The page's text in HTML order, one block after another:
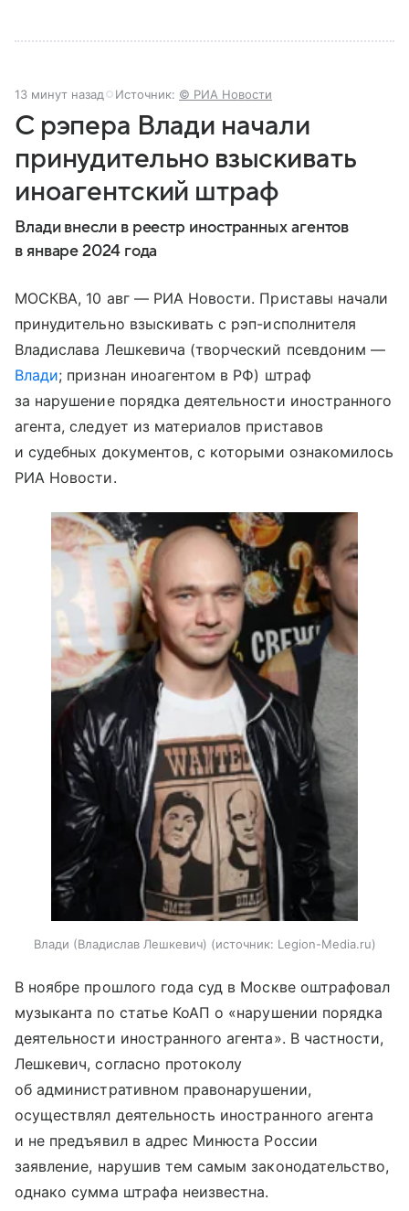
13 минут назад Источник: © РИА Новости
С рэпера Влади начали
принудительно взыскивать
иноагентский штраф
Влади внесли в реестр иностранных агентов
в январе 2024 года
МОСКВА, 10 авг — РИА Новости. Приставы начали
принудительно взыскивать с рэп-исполнителя
Владислава Лешкевича (творческий псевдоним —
Влади; признан иноагентом в РФ) штраф
за нарушение порядка деятельности иностранного
агента, следует из материалов приставов
и судебных документов, с которыми ознакомилось
РИА Новости.
Влади (Владислав Лешкевич) источник: Legion-Media.ru
В ноябре прошлого года суд в Москве оштрафовал
музыканта по статье КоАП о «нарушении порядка
деятельности иностранного агента». В частности,
Лешкевич, согласно протоколу
об административном правонарушении,
осуществлял деятельность иностранного агента
и не предъявил в адрес Минюста России
заявление, нарушив тем самым законодательство,
однако сумма штрафа неизвестна.